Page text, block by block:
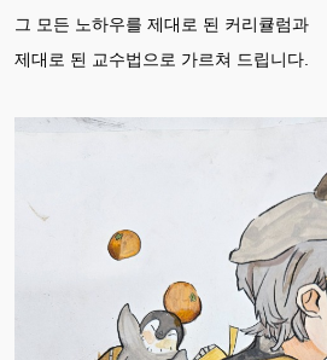
그 모든 노하우를 제대로 된 커리큘럼과
제대로 된 교수법으로 가르쳐 드립니다.